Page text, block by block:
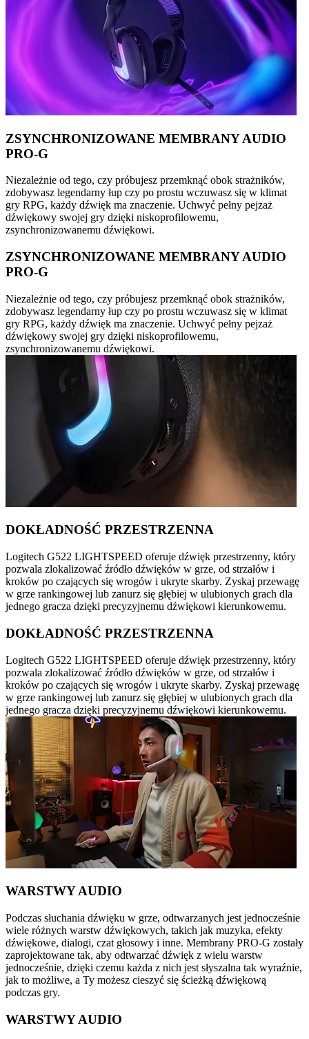
ZSYNCHRONIZOWANE MEMBRANY AUDIO
PRO-G
Niezależnie od tego, czy próbujesz przemknąć obok strażników,
zdobywasz legendarny łup czy po prostu wczuwasz się w klimat
gry RPG, każdy dźwięk ma znaczenie. Uchwyć pełny pejzaż
dźwiękowy swojej gry dzięki niskoprofilowemu,
zsynchronizowanemu dźwiękowi.
ZSYNCHRONIZOWANE MEMBRANY AUDIO
PRO-G
Niezależnie od tego, czy próbujesz przemknąć obok strażników,
zdobywasz legendarny łup czy po prostu wczuwasz się w klimat
gry RPG, każdy dźwięk ma znaczenie. Uchwyć pełny pejzaż
dźwiękowy swojej gry dzięki niskoprofilowemu,
zsynchronizowanemu dźwiękowi.
DOKŁADNOŚĆ PRZESTRZENNA
Logitech G522 LIGHTSPEED oferuje dźwięk przestrzenny, który
pozwala zlokalizować źródło dźwięków w grze, od strzałów i
kroków po czających się wrogów i ukryte skarby. Zyskaj przewagę
w grze rankingowej lub zanurz się głębiej w ulubionych grach dla
jednego gracza dzięki precyzyjnemu dźwiękowi kierunkowemu.
DOKŁADNOŚĆ PRZESTRZENNA
Logitech G522 LIGHTSPEED oferuje dźwięk przestrzenny, który
pozwala zlokalizować źródło dźwięków w grze, od strzałów i
kroków po czających się wrogów i ukryte skarby. Zyskaj przewagę
w grze rankingowej lub zanurz się głębiej w ulubionych grach dla
jednego gracza dzięki precyzyjnemu dźwiękowi kierunkowemu.
WARSTWY AUDIO
Podczas słuchania dźwięku w grze, odtwarzanych jest jednocześnie
wiele różnych warstw dźwiękowych, takich jak muzyka, efekty
dźwiękowe, dialogi, czat głosowy i inne. Membrany PRO-G zostały
zaprojektowane tak, aby odtwarzać dźwięk z wielu warstw
jednocześnie, dzięki czemu każda z nich jest słyszalna tak wyraźnie,
jak to możliwe, a Ty możesz cieszyć się ścieżką dźwiękową
podczas gry.
WARSTWY AUDIO